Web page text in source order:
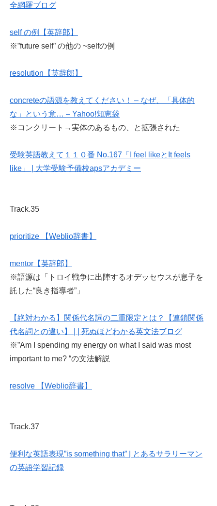
全網羅ブログ
self の例【英辞郎】
※”future self” の他の ~selfの例
resolution【英辞郎】
concreteの語源を教えてください！ – なぜ、「具体的
な」という意… – Yahoo!知恵袋
※コンクリート→実体のあるもの、と拡張された
受験英語教えて１１０番 No.167「I feel likeとIt feels
like」 | 大学受験予備校apsアカデミー
Track.35
prioritize 【Weblio辞書】
mentor【英辞郎】
※語源は「トロイ戦争に出陣するオデッセウスが息子を
託した“良き指導者”」
【絶対わかる】関係代名詞の二重限定とは？【連鎖関係
代名詞との違い】 | | 死ぬほどわかる英文法ブログ
※”Am I spending my energy on what I said was most
important to me? “の文法解説
resolve 【Weblio辞書】
Track.37
便利な英語表現”is something that” | とあるサラリーマン
の英語学習記録